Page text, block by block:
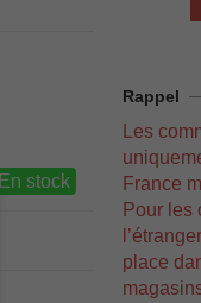
En stock
Rappel
Les
France
Pour les
place